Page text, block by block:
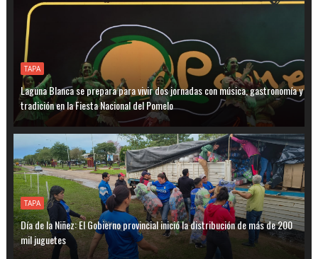
TAPA
Laguna Blanca se prepara para vivir dos jornadas con música, gastronomía y
tradición en la Fiesta Nacional del Pomelo
TAPA
Día de la Niñez: El Gobierno provincial inició la distribución de más de 200
mil juguetes